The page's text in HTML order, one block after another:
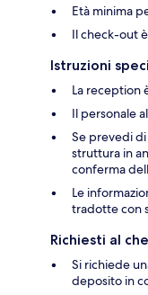
Età minima
Il check-out
Istruzioni
La reception
Il personale
Se prevedi
struttura in
conferma
Le
tradotte con
Richiesti al
Si richiede
deposito in